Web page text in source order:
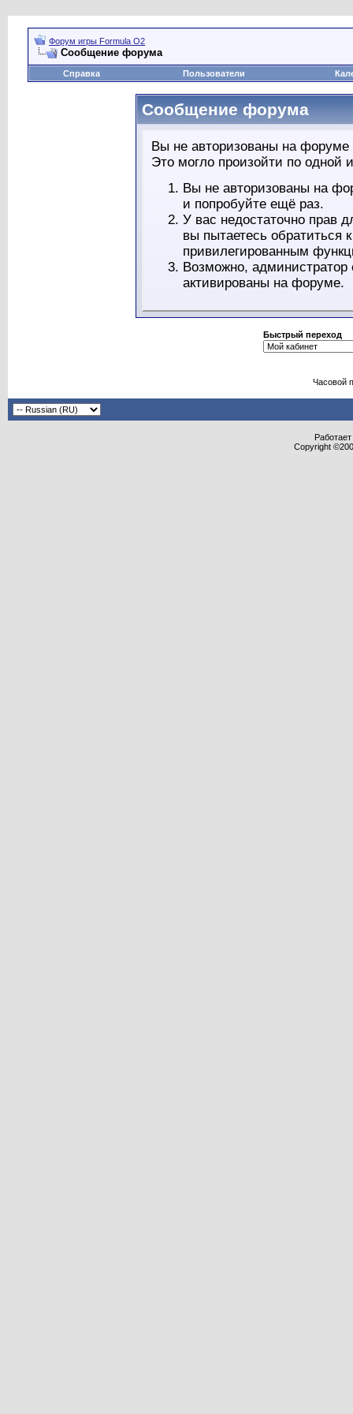
Форум игры Formula O2
Сообщение форума
Справка Пользователи
Сообщение форума
Вы не авторизованы на форуме
Это могло произойти по одной
Вы не авторизованы на
и попробуйте ещё раз.
У вас недостаточно прав
вы пытаетесь обратиться
привилегированным
Возможно,
активированы на форуме.
Быстрый переход
Часовой
Copyright